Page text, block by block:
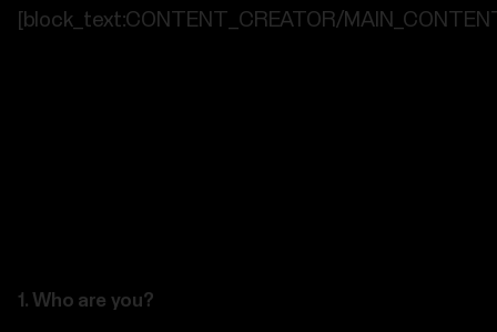
[block_text:CONTENT_CREATOR/
1. Who are you?